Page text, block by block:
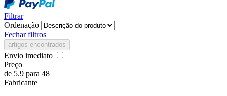
Filtrar
Ordenação
Fechar filtros
artigos encontrados
Envio imediato
Preço
de 5.9 para 48
Fabricante